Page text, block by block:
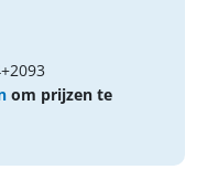
om prijzen te